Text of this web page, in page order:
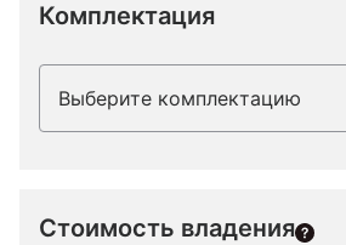
Комплектация
Выберите комплектацию
Стоимость владения